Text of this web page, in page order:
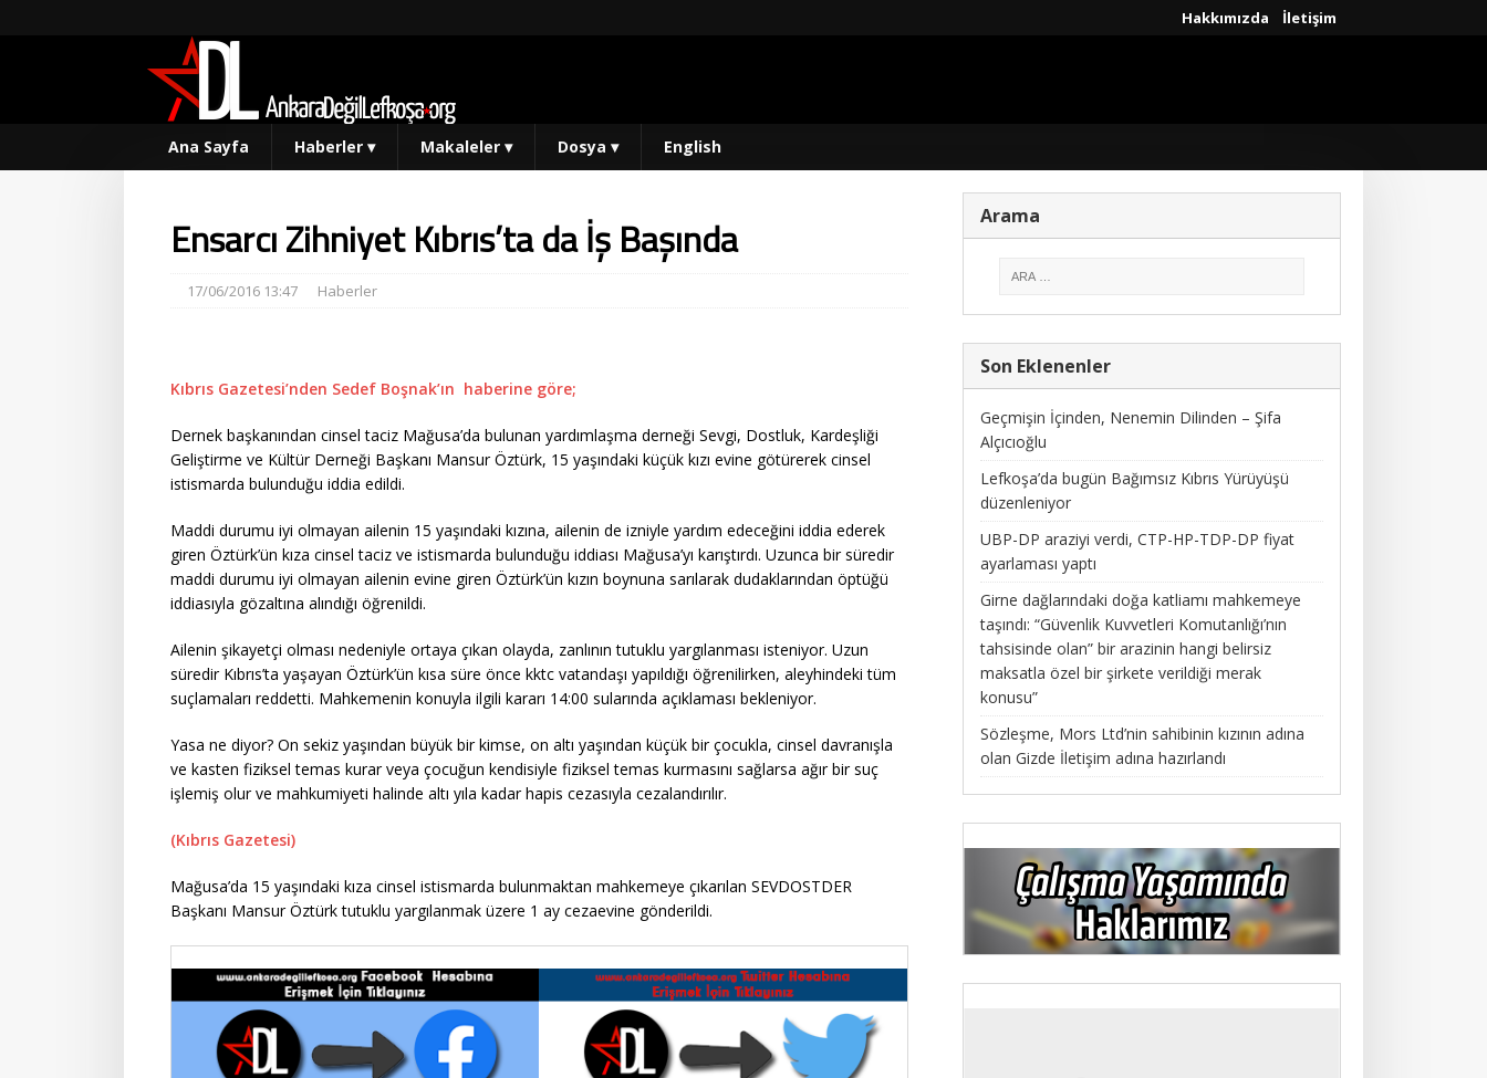
Hakkımızda İletişim
Ana Sayfa Haberler ▾ Makaleler ▾ Dosya ▾ English
Ensarcı Zihniyet Kıbrıs’ta da İş Başında
17/06/2016 13:47 Haberler
Kıbrıs Gazetesi’nden Sedef Boşnak’ın haberine göre;
Dernek başkanından cinsel taciz Mağusa’da bulunan yardımlaşma derneği Sevgi, Dostluk, Kardeşliği
Geliştirme ve Kültür Derneği Başkanı Mansur Öztürk, 15 yaşındaki küçük kızı evine götürerek cinsel
istismarda bulunduğu iddia edildi.
Maddi durumu iyi olmayan ailenin 15 yaşındaki kızına, ailenin de izniyle yardım edeceğini iddia ederek
giren Öztürk’ün kıza cinsel taciz ve istismarda bulunduğu iddiası Mağusa’yı karıştırdı. Uzunca bir süredir
maddi durumu iyi olmayan ailenin evine giren Öztürk’ün kızın boynuna sarılarak dudaklarından öptüğü
iddiasıyla gözaltına alındığı öğrenildi.
Ailenin şikayetçi olması nedeniyle ortaya çıkan olayda, zanlının tutuklu yargılanması isteniyor. Uzun
süredir Kıbrıs’ta yaşayan Öztürk’ün kısa süre önce kktc vatandaşı yapıldığı öğrenilirken, aleyhindeki tüm
suçlamaları reddetti. Mahkemenin konuyla ilgili kararı 14:00 sularında açıklaması bekleniyor.
Yasa ne diyor? On sekiz yaşından büyük bir kimse, on altı yaşından küçük bir çocukla, cinsel davranışla
ve kasten fiziksel temas kurar veya çocuğun kendisiyle fiziksel temas kurmasını sağlarsa ağır bir suç
işlemiş olur ve mahkumiyeti halinde altı yıla kadar hapis cezasıyla cezalandırılır.
(Kıbrıs Gazetesi)
Mağusa’da 15 yaşındaki kıza cinsel istismarda bulunmaktan mahkemeye çıkarılan SEVDOSTDER
Başkanı Mansur Öztürk tutuklu yargılanmak üzere 1 ay cezaevine gönderildi.
Arama
Son Eklenenler
Geçmişin İçinden, Nenemin Dilinden – Şifa
Alçıcıoğlu
Lefkoşa’da bugün Bağımsız Kıbrıs Yürüyüşü
düzenleniyor
UBP-DP araziyi verdi, CTP-HP-TDP-DP fiyat
ayarlaması yaptı
Girne dağlarındaki doğa katliamı mahkemeye
taşındı: “Güvenlik Kuvvetleri Komutanlığı’nın
tahsisinde olan” bir arazinin hangi belirsiz
maksatla özel bir şirkete verildiği merak
konusu”
Sözleşme, Mors Ltd’nin sahibinin kızının adına
olan Gizde İletişim adına hazırlandı